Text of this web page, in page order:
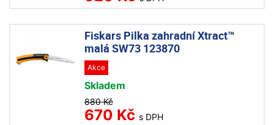
Fiskars Pilka zahradní Xtract™
malá SW73 123870
Akce
Skladem
880 Kč
670 Kč s DPH